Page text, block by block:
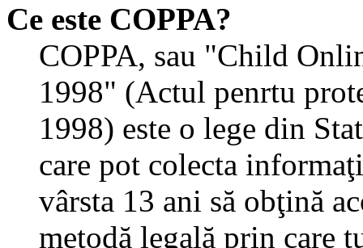
Ce este COPPA?
COPPA, sau "Child
1998" (Actul penrtu
1998) este o lege din
care pot colecta
vârsta 13 ani să obţină
metodă legală prin care